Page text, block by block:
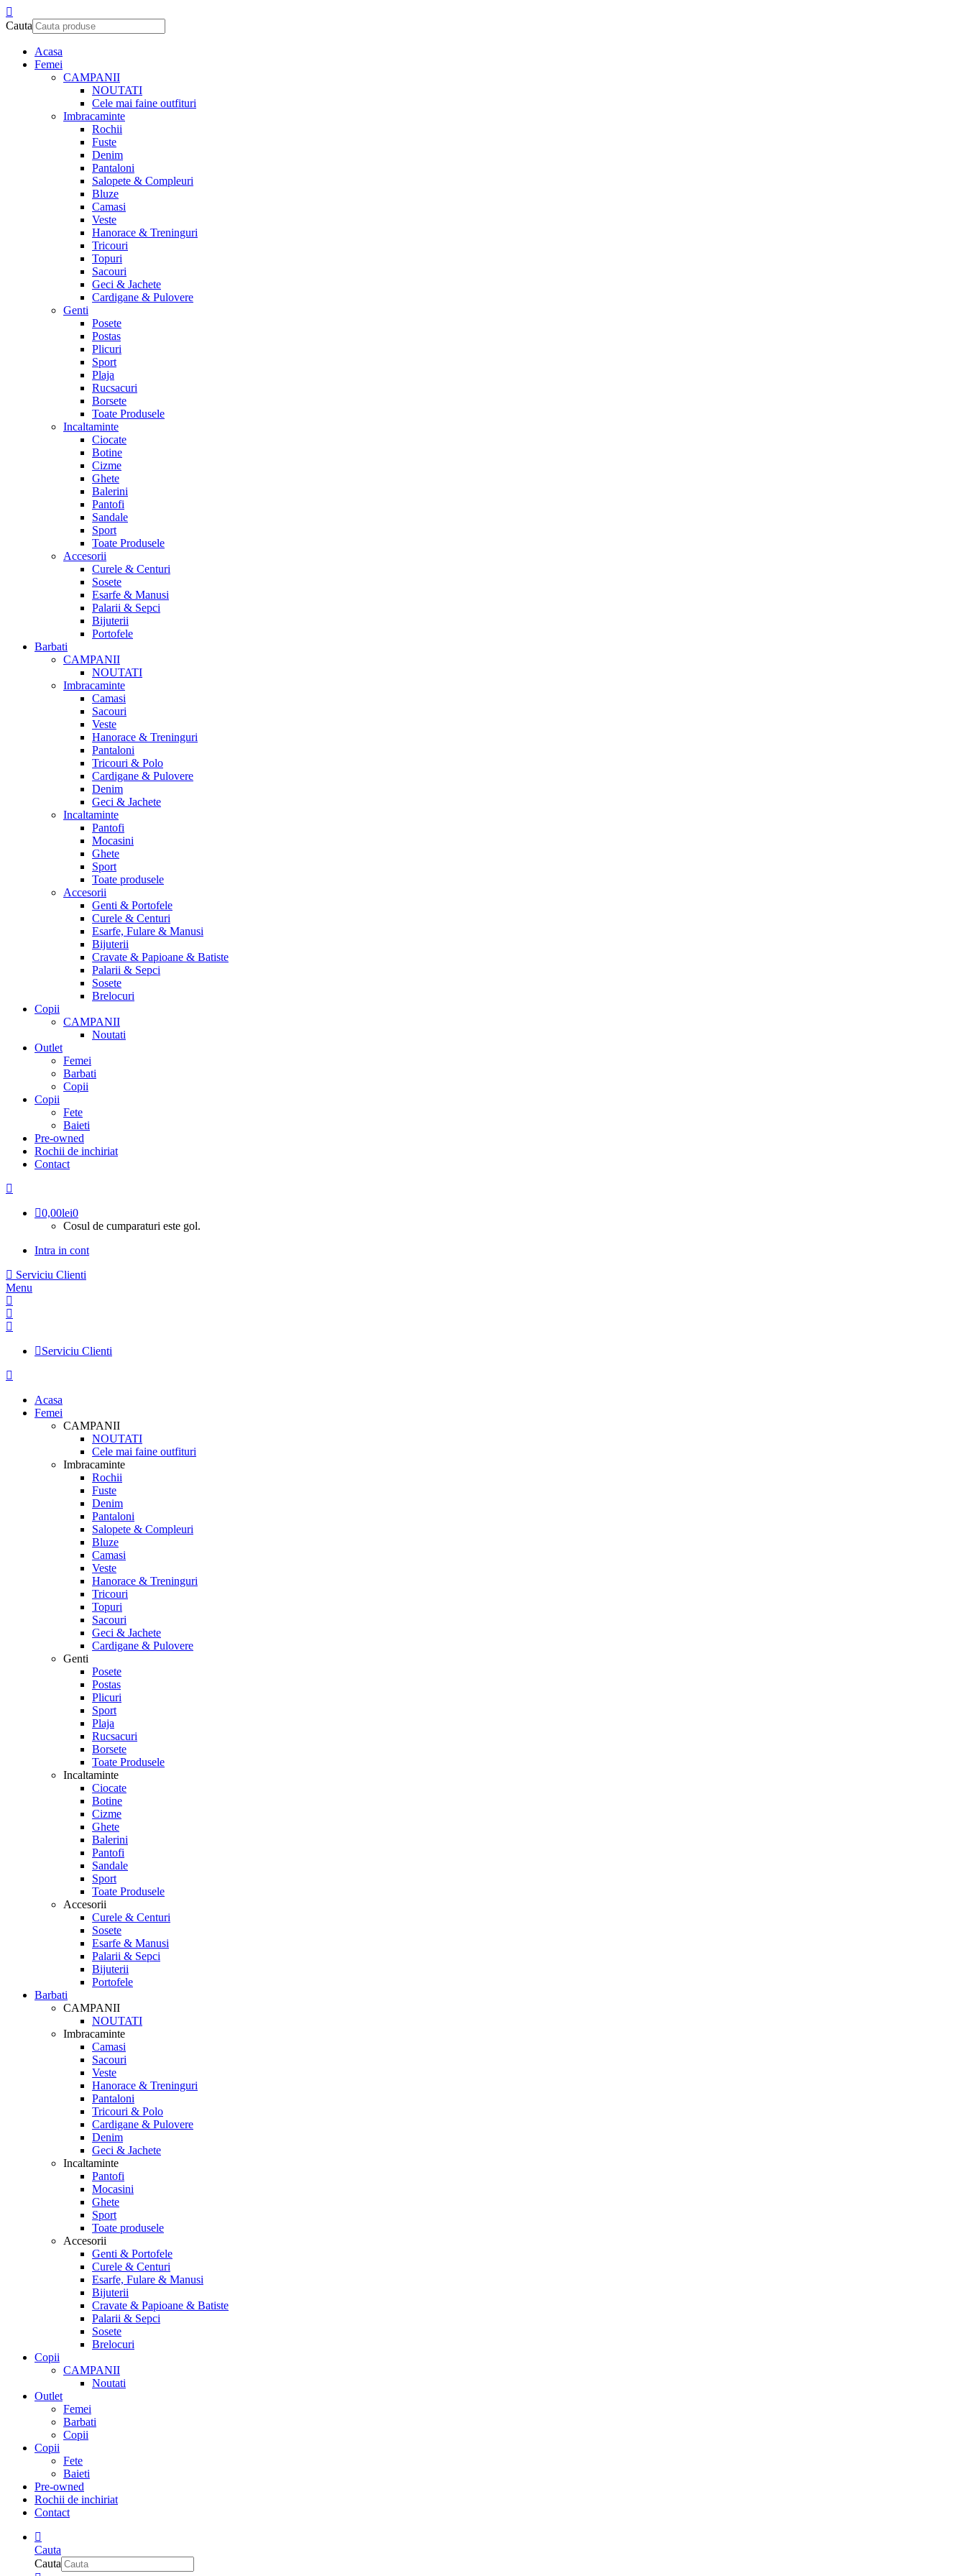
Cauta
Acasa
Femei
CAMPANII
NOUTATI
Cele mai faine outfituri
Imbracaminte
Rochii
Fuste
Denim
Pantaloni
Salopete & Compleuri
Bluze
Camasi
Veste
Hanorace & Treninguri
Tricouri
Topuri
Sacouri
Geci & Jachete
Cardigane & Pulovere
Genti
Posete
Postas
Plicuri
Sport
Plaja
Rucsacuri
Borsete
Toate Produsele
Incaltaminte
Ciocate
Botine
Cizme
Ghete
Balerini
Pantofi
Sandale
Sport
Toate Produsele
Accesorii
Curele & Centuri
Sosete
Esarfe & Manusi
Palarii & Sepci
Bijuterii
Portofele
Barbati
CAMPANII
NOUTATI
Imbracaminte
Camasi
Sacouri
Veste
Hanorace & Treninguri
Pantaloni
Tricouri & Polo
Cardigane & Pulovere
Denim
Geci & Jachete
Incaltaminte
Pantofi
Mocasini
Ghete
Sport
Toate produsele
Accesorii
Genti & Portofele
Curele & Centuri
Esarfe, Fulare & Manusi
Bijuterii
Cravate & Papioane & Batiste
Palarii & Sepci
Sosete
Brelocuri
Copii
CAMPANII
Noutati
Outlet
Femei
Barbati
Copii
Copii
Fete
Baieti
Pre-owned
Rochii de inchiriat
Contact
0,00lei0
Cosul de cumparaturi este gol.
Intra in cont
Serviciu Clienti
Menu
Serviciu Clienti
Acasa
Femei
CAMPANII
NOUTATI
Cele mai faine outfituri
Imbracaminte
Rochii
Fuste
Denim
Pantaloni
Salopete & Compleuri
Bluze
Camasi
Veste
Hanorace & Treninguri
Tricouri
Topuri
Sacouri
Geci & Jachete
Cardigane & Pulovere
Genti
Posete
Postas
Plicuri
Sport
Plaja
Rucsacuri
Borsete
Toate Produsele
Incaltaminte
Ciocate
Botine
Cizme
Ghete
Balerini
Pantofi
Sandale
Sport
Toate Produsele
Accesorii
Curele & Centuri
Sosete
Esarfe & Manusi
Palarii & Sepci
Bijuterii
Portofele
Barbati
CAMPANII
NOUTATI
Imbracaminte
Camasi
Sacouri
Veste
Hanorace & Treninguri
Pantaloni
Tricouri & Polo
Cardigane & Pulovere
Denim
Geci & Jachete
Incaltaminte
Pantofi
Mocasini
Ghete
Sport
Toate produsele
Accesorii
Genti & Portofele
Curele & Centuri
Esarfe, Fulare & Manusi
Bijuterii
Cravate & Papioane & Batiste
Palarii & Sepci
Sosete
Brelocuri
Copii
CAMPANII
Noutati
Outlet
Femei
Barbati
Copii
Copii
Fete
Baieti
Pre-owned
Rochii de inchiriat
Contact
Cauta
Cauta